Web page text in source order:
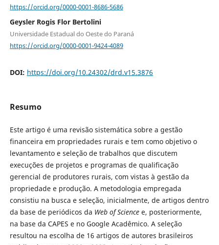
https://orcid.org/0000-0001-8686-5686
Geysler Rogis Flor Bertolini
Universidade Estadual do Oeste do Paraná
https://orcid.org/0000-0001-9424-4089
DOI: https://doi.org/10.24302/drd.v15.3876
Resumo
Este artigo é uma revisão sistemática sobre a gestão
financeira em propriedades rurais e tem como objetivo o
levantamento e seleção de trabalhos que discutem
execuções de projetos e programas de qualificação
gerencial de produtores rurais, com vistas à gestão da
propriedade e produção. A metodologia empregada
consistiu na busca e seleção, inicialmente, de artigos dentro
da base de periódicos da Web of Sciencee, posteriormente,
na base da CAPES e no Google Acadêmico. A seleção
resultou na escolha de 16 artigos de autores brasileiros